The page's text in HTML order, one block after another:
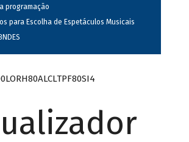
programação
para Escolha de Espetáculos Musicais